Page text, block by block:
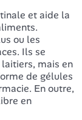
et aide la
ou les
Ils se
mais en
de gélules
En outre,
en